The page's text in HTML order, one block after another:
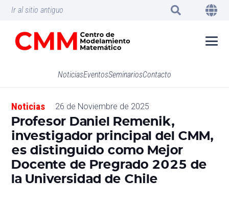
Ir al sitio antiguo
NoticiasEventosSeminariosContacto
Noticias 26 de Noviembre de 2025
Profesor Daniel Remenik,
investigador principal del CMM,
es distinguido como Mejor
Docente de Pregrado 2025 de
la Universidad de Chile